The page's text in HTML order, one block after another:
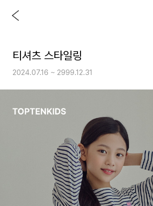
티셔츠 스타일링
2024.07.16 ~ 2999.12.31